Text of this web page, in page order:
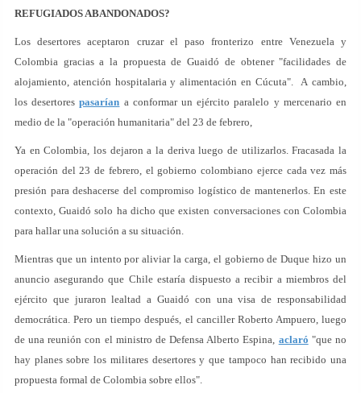
REFUGIADOS ABANDONADOS?
Los desertores aceptaron cruzar el paso fronterizo entre Venezuela y
Colombia gracias a la propuesta de Guaidó de obtener "facilidades de
alojamiento, atención hospitalaria y alimentación en Cúcuta". A cambio,
los desertorespasarían a conformar un ejército paralelo y mercenario en
medio de la "operación humanitaria" del 23 de febrero,
Ya en Colombia, los dejaron a la deriva luego de utilizarlos. Fracasada la
operación del 23 de febrero, el gobierno colombiano ejerce cada vez más
presión para deshacerse del compromiso logístico de mantenerlos. En este
contexto, Guaidó solo ha dicho que existen conversaciones con Colombia
para hallar una solución a su situación.
Mientras que un intento por aliviar la carga, el gobierno de Duque hizo un
anuncio asegurando que Chile estaría dispuesto a recibir a miembros del
ejército que juraron lealtad a Guaidó con una visa de responsabilidad
democrática. Pero un tiempo después, el canciller Roberto Ampuero, luego
de una reunión con el ministro de Defensa Alberto Espina, aclaró "que no
hay planes sobre los militares desertores y que tampoco han recibido una
propuesta formal de Colombia sobre ellos".